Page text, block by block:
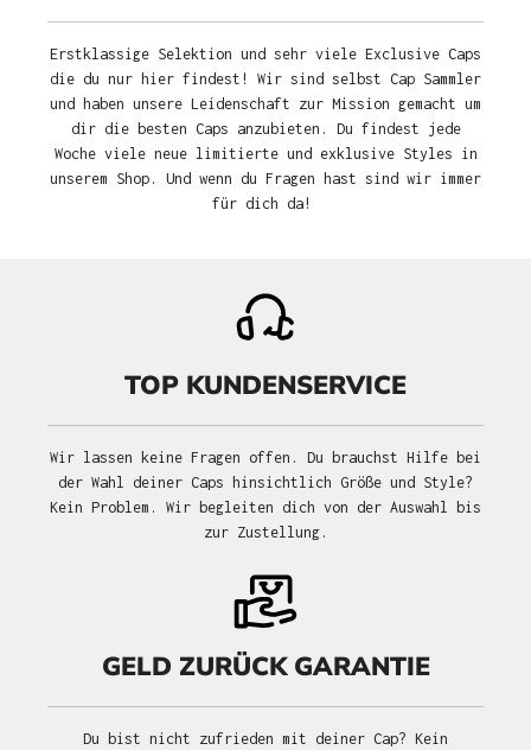
Erstklassige Selektion und sehr viele Exclusive Caps
die du nur hier findest! Wir sind selbst Cap Sammler
und haben unsere Leidenschaft zur Mission gemacht um
dir die besten Caps anzubieten. Du findest jede
Woche viele neue limitierte und exklusive Styles in
unserem Shop. Und wenn du Fragen hast sind wir immer
für dich da!
TOP KUNDENSERVICE
Wir lassen keine Fragen offen. Du brauchst Hilfe bei
der Wahl deiner Caps hinsichtlich Größe und Style?
Kein Problem. Wir begleiten dich von der Auswahl bis
zur Zustellung.
GELD ZURÜCK GARANTIE
Du bist nicht zufrieden mit deiner Cap? Kein